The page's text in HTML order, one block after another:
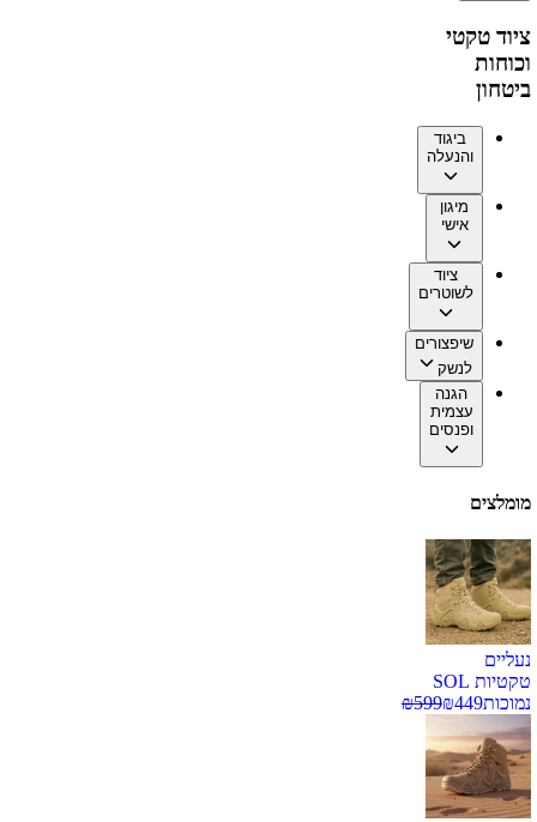
ציוד טקטי
וכוחות
ביטחון
ביגוד
והנעלה
מיגון
אישי
ציוד
לשוטרים
שיפצורים
לנשק
הגנה
עצמית
ופנסים
מומלצים
נעליים
טקטיות SOL
נמוכות
₪449
₪599